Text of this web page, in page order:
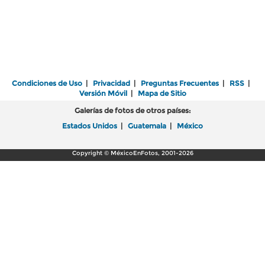
Condiciones de Uso | Privacidad | Preguntas Frecuentes | RSS |
Versión Móvil| Mapa de Sitio
Galerías de fotos de otros países:
Estados Unidos | Guatemala | México
Copyright © MéxicoEnFotos, 2001-2026